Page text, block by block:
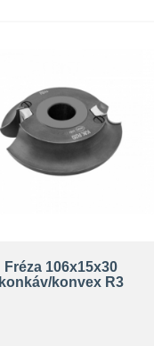
Fréza 106x15x30
konkáv/konvex R3